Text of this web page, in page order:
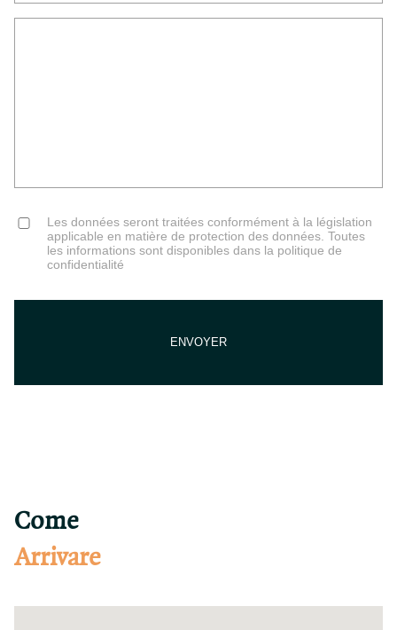
Les données seront traitées conformément à la législation
applicable en matière de protection des données. Toutes
les informations sont disponibles dans la politique de
confidentialité
Come
Arrivare